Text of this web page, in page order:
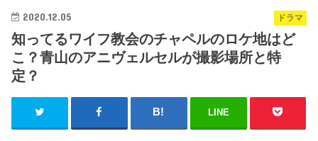
ドラマ
2020.12.05
知ってるワイフ教会のチャペルのロケ地はど
こ？青山のアニヴェルセルが撮影場所と特
定？
LINE